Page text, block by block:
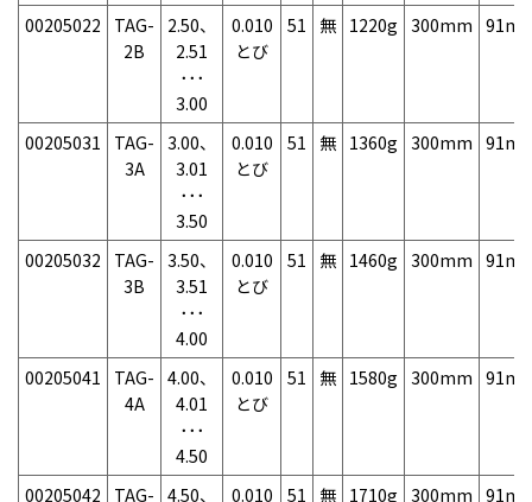
00205022
TAG-
2B
2.50、
2.51
･･･
3.00
0.010
とび
51 無 1220g 300mm
00205031
TAG-
3A
3.00、
3.01
･･･
3.50
0.010
とび
51 無 1360g 300mm
00205032
TAG-
3B
3.50、
3.51
･･･
4.00
0.010
とび
51 無 1460g 300mm
00205041
TAG-
4A
4.00、
4.01
･･･
4.50
0.010
とび
51 無 1580g 300mm
00205042
TAG- 4.50、
0.010
51 無 1710g 300mm